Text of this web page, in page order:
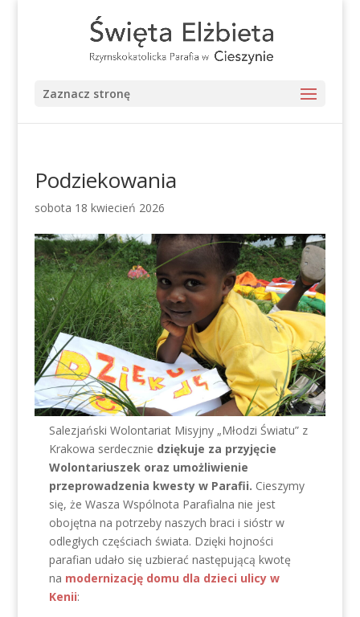
Zaznacz stronę
Podziekowania
sobota 18 kwiecień 2026
Salezjański Wolontariat Misyjny „Młodzi Światu” z
Krakowa serdecznie dziękuje za przyjęcie
Wolontariuszek oraz umożliwienie
przeprowadzenia kwesty w Parafii. Cieszymy
się, że Wasza Wspólnota Parafialna nie jest
obojętna na potrzeby naszych braci i sióstr w
odległych częściach świata. Dzięki hojności
parafian udało się uzbierać następującą kwotę
na modernizację domu dla dzieci ulicy w
Kenii: